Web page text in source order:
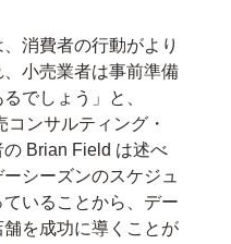
消費者の行動がより
小売業者は事前準備
でしょう」と、
ンサルティング・
Brian Field は述べ
シーズンのスケジュ
いることから、デー
を成功に導くことが